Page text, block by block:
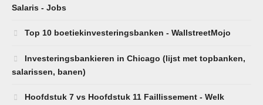
Salaris - Jobs
Top 10 boetiekinvesteringsbanken - WallstreetMojo
Investeringsbankieren in Chicago (lijst met topbanken,
salarissen, banen)
Hoofdstuk 7 vs Hoofdstuk 11 Faillissement - Welk